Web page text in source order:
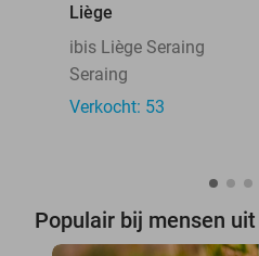
Liège
ibis Liège Seraing
Seraing
Verkocht: 53
Populair bij mensen